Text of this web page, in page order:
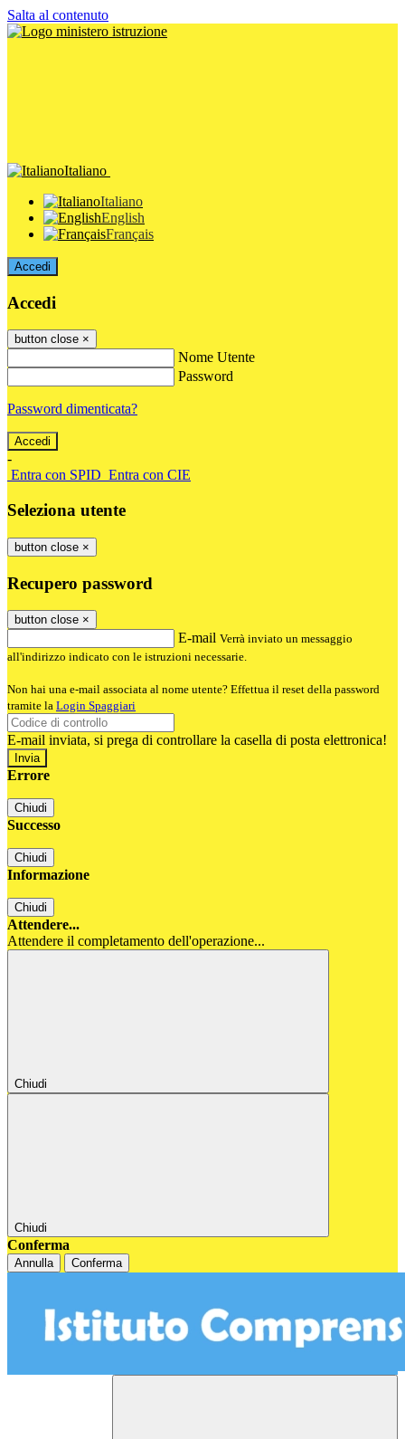
Salta al contenuto
Italiano
Italiano
English
Français
Accedi
Accedi
button close ×
Nome Utente
Password
Password dimenticata?
-
Entra con SPID Entra con CIE
Seleziona utente
button close ×
Recupero password
button close ×
E-mail Verrà inviato un messaggio
all'indirizzo indicato con le istruzioni necessarie.
Non hai una e-mail associata al nome utente? Effettua il reset della password
tramite la Login Spaggiari
E-mail inviata, si prega di controllare la casella di posta elettronica!
Errore
Chiudi
Successo
Chiudi
Informazione
Chiudi
Attendere...
Attendere il completamento dell'operazione...
Chiudi
Chiudi
Conferma
Annulla Conferma